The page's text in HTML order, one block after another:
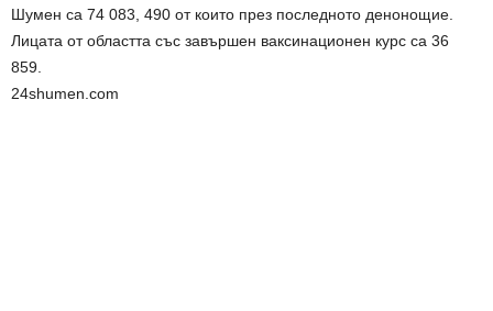
Шумен са 74 083, 490 от които през последното денонощие.
Лицата от областта със завършен ваксинационен курс са 36
859.
24shumen.com